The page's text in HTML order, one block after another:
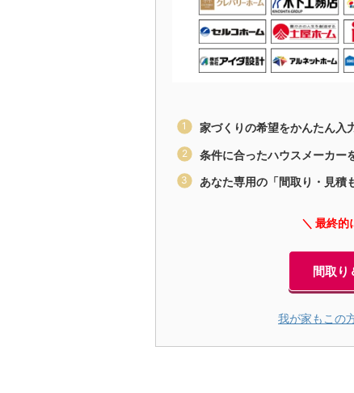
家づくりの希望をかんたん入
条件に合ったハウスメーカー
あなた専用の「間取り・見積
＼ 最終的
間取り
我が家もこの